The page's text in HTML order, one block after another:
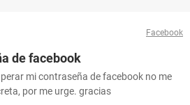
Facebook
de facebook
mi contraseña de facebook no me
por me urge. gracias